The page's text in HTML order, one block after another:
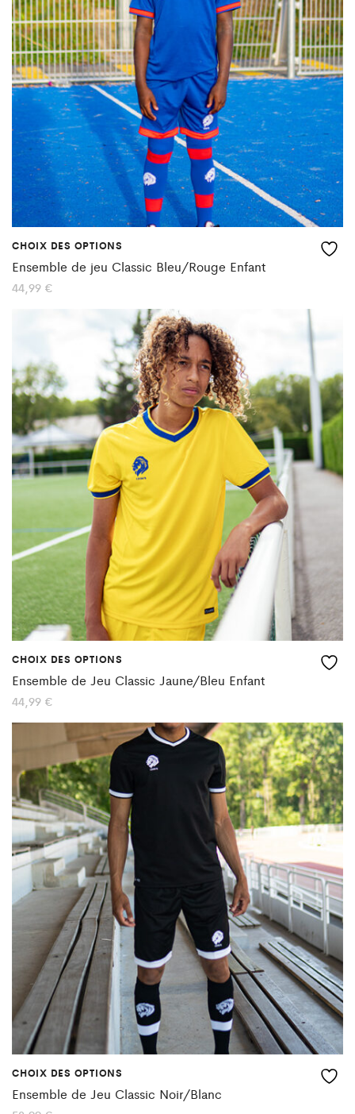
options
peuvent
être
choisies
la
page
du
CHOIX DES OPTIONS
produit
variations.
Les
options
peuvent
être
choisies
sur
la
page
du
produit
Ensemble de jeu Classic Bleu/Rouge Enfant
44,99 €
CHOIX DES OPTIONS
produit
a
variations.
Les
options
peuvent
être
choisies
page
du
produit
Ensemble de Jeu Classic Jaune/Bleu Enfant
44,99 €
CHOIX DES OPTIONS
Ensemble de Jeu Classic Noir/Blanc